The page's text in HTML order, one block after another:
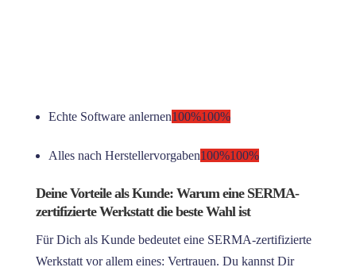
Echte Software anlernen100%100%
Alles nach Herstellervorgaben100%100%
Deine Vorteile als Kunde: Warum eine SERMA-
zertifizierte Werkstatt die beste Wahl ist
Für Dich als Kunde bedeutet eine SERMA-zertifizierte
Werkstatt vor allem eines: Vertrauen. Du kannst Dir